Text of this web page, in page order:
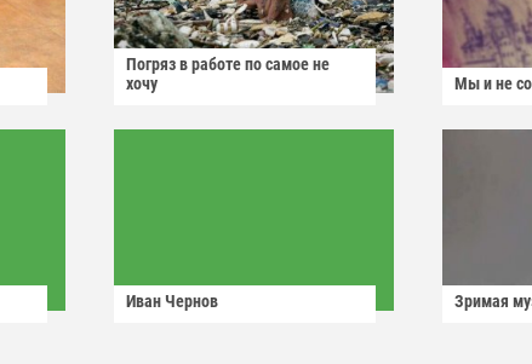
Погряз в работе по самое не
хочу
Мы и не
Иван Чернов Зримая